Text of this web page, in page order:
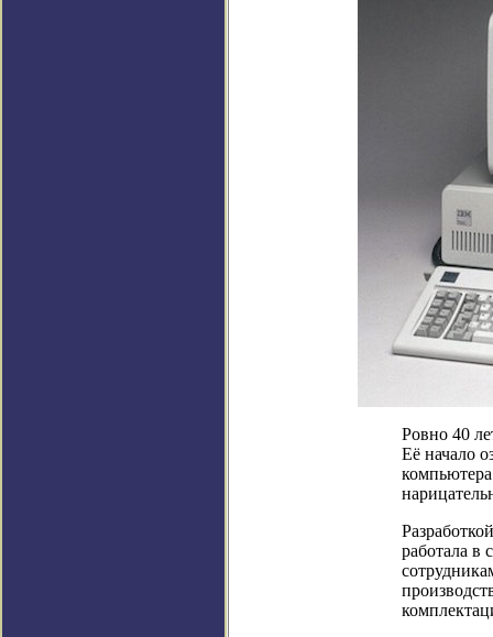
Ровно 40
Её начало
работала в